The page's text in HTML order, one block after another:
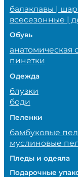
балаклавы |
всесезонные |
Обувь
анатомическая
пинетки
Одежда
блузки
боди
Пеленки
бамбуковые
муслиновые
Пледы и одеяла
Подарочные